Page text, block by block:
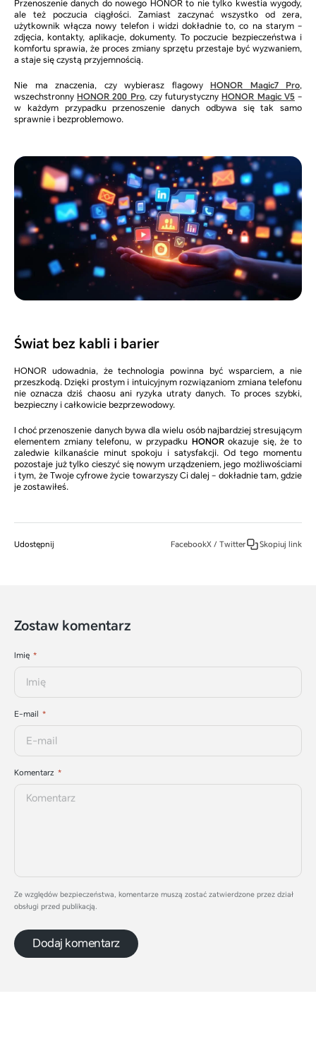
Przenoszenie danych do nowego HONOR to nie tylko kwestia wygody,
ale też poczucia ciągłości. Zamiast zaczynać wszystko od zera,
użytkownik włącza nowy telefon i widzi dokładnie to, co na starym –
zdjęcia, kontakty, aplikacje, dokumenty. To poczucie bezpieczeństwa i
komfortu sprawia, że proces zmiany sprzętu przestaje być wyzwaniem,
a staje się czystą przyjemnością.
Nie ma znaczenia, czy wybierasz flagowy HONOR Magic7 Pro,
wszechstronny HONOR 200 Pro, czy futurystyczny HONOR Magic V5–
w każdym przypadku przenoszenie danych odbywa się tak samo
sprawnie i bezproblemowo.
Świat bez kabli i barier
HONOR udowadnia, że technologia powinna być wsparciem, a nie
przeszkodą. Dzięki prostym i intuicyjnym rozwiązaniom zmiana telefonu
nie oznacza dziś chaosu ani ryzyka utraty danych. To proces szybki,
bezpieczny i całkowicie bezprzewodowy.
I choć przenoszenie danych bywa dla wielu osób najbardziej stresującym
elementem zmiany telefonu, w przypadku HONORokazuje się, że to
zaledwie kilkanaście minut spokoju i satysfakcji. Od tego momentu
pozostaje już tylko cieszyć się nowym urządzeniem, jego możliwościami
i tym, że Twoje cyfrowe życie towarzyszy Ci dalej – dokładnie tam, gdzie
je zostawiłeś.
Udostępnij FacebookX / Twitter Skopiuj link
Zostaw komentarz
Imię
E-mail
Komentarz
Ze względów bezpieczeństwa, komentarze muszą zostać zatwierdzone przez dział
obsługi przed publikacją.
Dodaj komentarz